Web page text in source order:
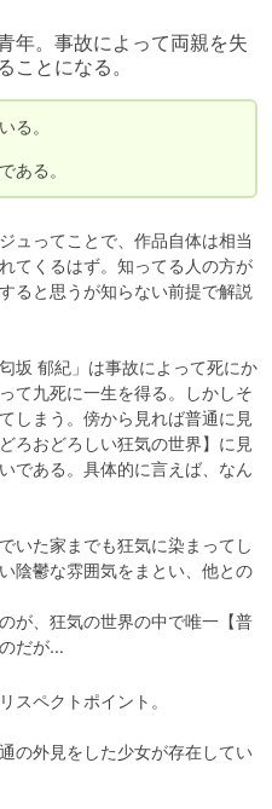
年。事故によって両親を失
ことになる。
る。
ある。
ュってことで、作品自体は相当
てくるはず。知ってる人の方が
ると思うが知らない前提で解説
坂 郁紀」は事故によって死にか
て九死に一生を得る。しかしそ
しまう。傍から見れば普通に見
ろおどろしい狂気の世界】に見
である。具体的に言えば、なん
いた家までも狂気に染まってし
陰鬱な雰囲気をまとい、他との
が、狂気の世界の中で唯一【普
だが…
スペクトポイント。
の外見をした少女が存在してい